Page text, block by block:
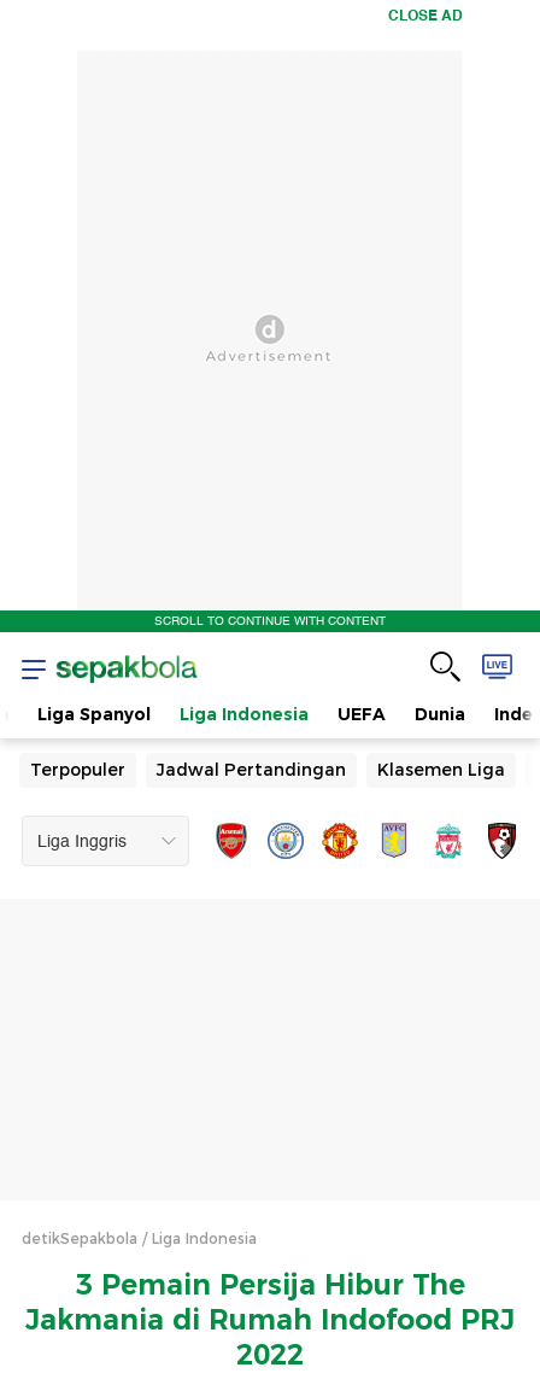
CLOSE AD
SCROLL TO CONTINUE WITH CONTENT
Liga Spanyol Liga Indonesia UEFA Dunia
Terpopuler Jadwal Pertandingan Klasemen Liga
detikSepakbola Liga Indonesia
3 Pemain Persija Hibur The
Jakmania di Rumah Indofood PRJ
2022